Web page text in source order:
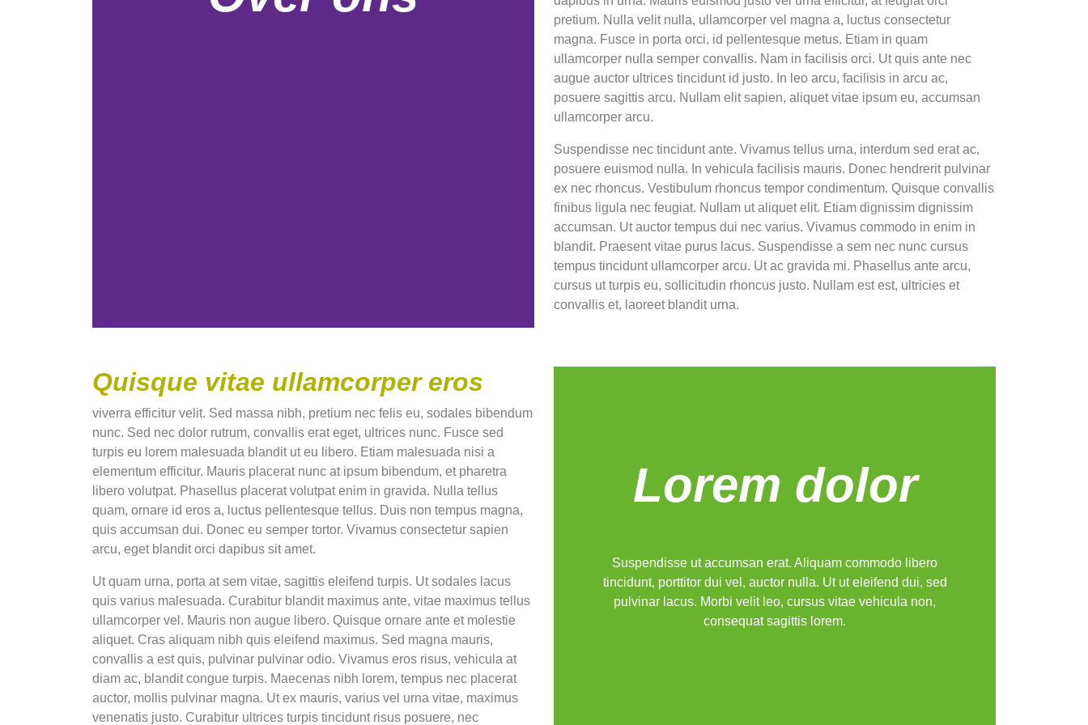
pretium. Nulla velit nulla, ullamcorper vel magna a, luctus consectetur
magna. Fusce in porta orci, id pellentesque metus. Etiam in quam
ullamcorper nulla semper convallis. Nam in facilisis orci. Ut quis ante nec
augue auctor ultrices tincidunt id justo. In leo arcu, facilisis in arcu ac,
posuere sagittis arcu. Nullam elit sapien, aliquet vitae ipsum eu, accumsan
ullamcorper arcu.
Suspendisse nec tincidunt ante. Vivamus tellus urna, interdum sed erat ac,
posuere euismod nulla. In vehicula facilisis mauris. Donec hendrerit pulvinar
ex nec rhoncus. Vestibulum rhoncus tempor condimentum. Quisque convallis
finibus ligula nec feugiat. Nullam ut aliquet elit. Etiam dignissim dignissim
accumsan. Ut auctor tempus dui nec varius. Vivamus commodo in enim in
blandit. Praesent vitae purus lacus. Suspendisse a sem nec nunc cursus
tempus tincidunt ullamcorper arcu. Ut ac gravida mi. Phasellus ante arcu,
cursus ut turpis eu, sollicitudin rhoncus justo. Nullam est est, ultricies et
convallis et, laoreet blandit urna.
Quisque vitae ullamcorper eros
viverra efficitur velit. Sed massa nibh, pretium nec felis eu, sodales bibendum
nunc. Sed nec dolor rutrum, convallis erat eget, ultrices nunc. Fusce sed
turpis eu lorem malesuada blandit ut eu libero. Etiam malesuada nisi a
elementum efficitur. Mauris placerat nunc at ipsum bibendum, et pharetra
libero volutpat. Phasellus placerat volutpat enim in gravida. Nulla tellus
quam, ornare id eros a, luctus pellentesque tellus. Duis non tempus magna,
quis accumsan dui. Donec eu semper tortor. Vivamus consectetur sapien
arcu, eget blandit orci dapibus sit amet.
Ut quam urna, porta at sem vitae, sagittis eleifend turpis. Ut sodales lacus
quis varius malesuada. Curabitur blandit maximus ante, vitae maximus tellus
ullamcorper vel. Mauris non augue libero. Quisque ornare ante et molestie
aliquet. Cras aliquam nibh quis eleifend maximus. Sed magna mauris,
convallis a est quis, pulvinar pulvinar odio. Vivamus eros risus, vehicula at
diam ac, blandit congue turpis. Maecenas nibh lorem, tempus nec placerat
auctor, mollis pulvinar magna. Ut ex mauris, varius vel urna vitae, maximus
venenatis justo. Curabitur ultrices turpis tincidunt risus posuere, nec
Lorem dolor
Suspendisse ut accumsan erat. Aliquam commodo libero
tincidunt, porttitor dui vel, auctor nulla. Ut ut eleifend dui, sed
pulvinar lacus. Morbi velit leo, cursus vitae vehicula non,
consequat sagittis lorem.